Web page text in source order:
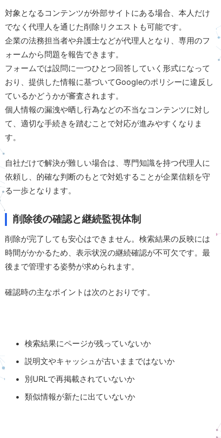
対象となるコンテンツが外部サイトにある場合、本人だけ
でなく代理人を通じた削除リクエストも可能です。
企業の法務担当者や弁護士などが代理人となり、専用のフ
ォームから問題を報告できます。
フォームでは設問に一つひとつ回答していく形式になって
おり、提供した情報に基づいてGoogleのポリシーに違反し
ているかどうかが審査されます。
個人情報の漏洩や晒し行為などの不当なコンテンツに対し
て、適切な手続きを踏むことで対応が進みやすくなりま
す。
自社だけで解決が難しい場合は、専門知識を持つ代理人に
依頼し、的確な判断のもとで対処することが企業信頼を守
る一歩となります。
削除後の確認と継続監視体制
削除が完了しても安心はできません。検索結果の反映には
時間がかかるため、表示状況の継続確認が不可欠です。最
後まで管理する姿勢が求められます。
確認時の主なポイントは次のとおりです。
検索結果にページが残っていないか
説明文やキャッシュが古いままではないか
別URLで再掲載されていないか
類似情報が新たに出ていないか